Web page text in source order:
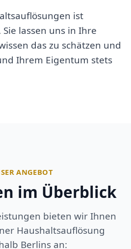
ist
lassen uns in Ihre
das zu schätzen und
Ihrem Eigentum stets
ANGEBOT
im Überblick
bieten wir Ihnen
Haushaltsauflösung
Berlins an: